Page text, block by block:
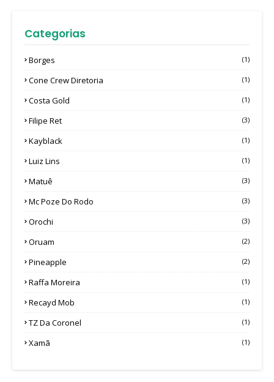
Categorias
Borges (1)
Cone Crew Diretoria (1)
Costa Gold (1)
Filipe Ret (3)
Kayblack (1)
Luiz Lins (1)
Matuê (3)
Mc Poze Do Rodo (3)
Orochi (3)
Oruam (2)
Pineapple (2)
Raffa Moreira (1)
Recayd Mob (1)
TZ Da Coronel (1)
Xamã (1)